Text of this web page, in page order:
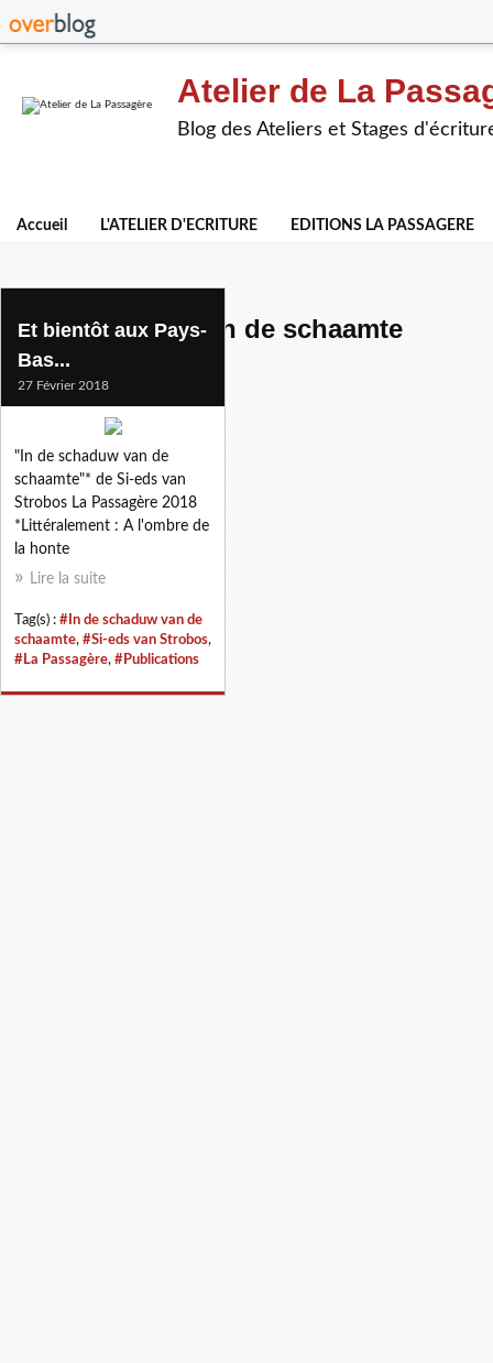
Atelier de La
Blog des Ateliers et Stages
Accueil L'ATELIER D'ECRITURE EDITIONS LA PASSAGERE
in de schaduw van de schaamte
Et bientôt aux Pays-
Bas...
27 Février 2018
"In de schaduw van de
schaamte"* de Si-eds van
Strobos La Passagère 2018
*Littéralement : A l'ombre de
la honte
Lire la suite
Tag(s) : #In de schaduw van de
schaamte, #Si-eds van Strobos,
#La Passagère, #Publications